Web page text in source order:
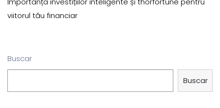
viitorul tău financiar
Buscar
Buscar